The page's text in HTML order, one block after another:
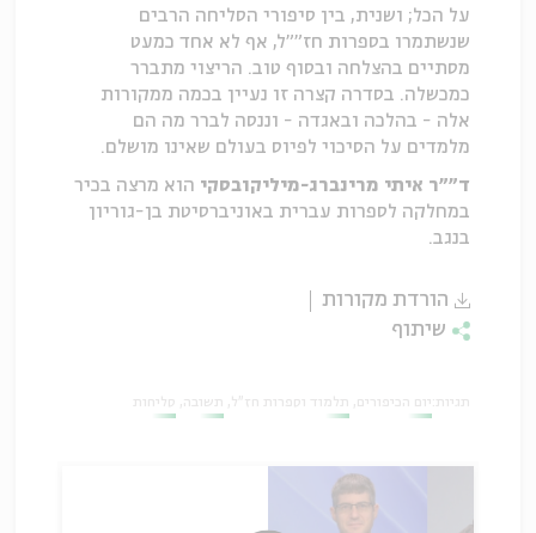
על הכל; ושנית, בין סיפורי הסליחה הרבים
שנשתמרו בספרות חז""ל, אף לא אחד כמעט
מסתיים בהצלחה ובסוף טוב. הריצוי מתברר
כמכשלה. בסדרה קצרה זו נעיין בכמה ממקורות
אלה - בהלכה ובאגדה - וננסה לברר מה הם
מלמדים על הסיכוי לפיוס בעולם שאינו מושלם.
ד""ר איתי מרינברג-מיליקובסקי הוא מרצה בכיר
במחלקה לספרות עברית באוניברסיטת בן-גוריון
בנגב.
הורדת מקורות
שיתוף
תגיות:יום הכיפורים תלמוד וספרות חז"ל תשובה סליחות